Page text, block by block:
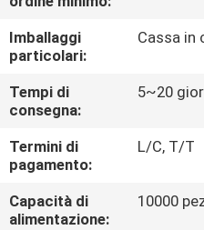
FABBRICA
CONTROLLO
DELLA
QUALITÀ
CONTATTACI
Imballaggi
particolari:
Cassa in
Tempi di
consegna:
5~20
Termini di
pagamento:
L/C, T/T
Capacità di
alimentazione:
10000